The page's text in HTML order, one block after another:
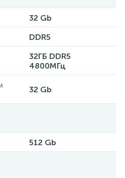
32 Gb
DDR5
32ГБ DDR5
4800МГц
32 Gb
512 Gb